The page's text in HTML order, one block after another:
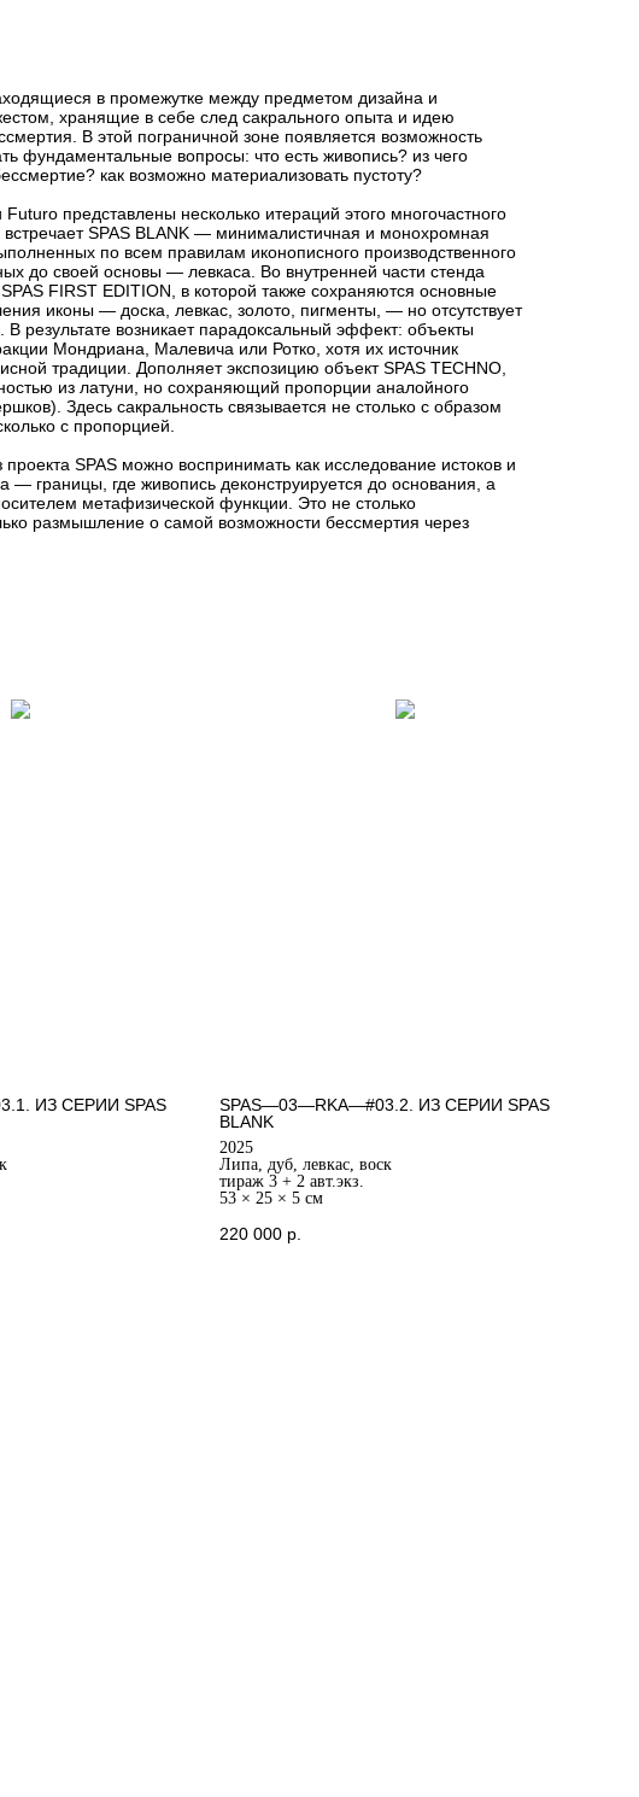
в промежутке между предметом дизайна и
хранящие в себе след сакрального опыта и идею
В этой пограничной зоне появляется возможность
фундаментальные вопросы: что есть живопись? из чего
как возможно материализовать пустоту?
представлены несколько итераций этого многочастного
встречает SPAS BLANK — минималистичная и монохромная
по всем правилам иконописного производственного
до своей основы — левкаса. Во внутренней части стенда
FIRST EDITION, в которой также сохраняются основные
иконы — доска, левкас, золото, пигменты, — но отсутствует
В результате возникает парадоксальный эффект: объекты
Мондриана, Малевича или Ротко, хотя их источник
традиции. Дополняет экспозицию объект SPAS TECHNO,
из латуни, но сохраняющий пропорции аналойного
Здесь сакральность связывается не столько с образом
с пропорцией.
SPAS можно воспринимать как исследование истоков и
— границы, где живопись деконструируется до основания, а
метафизической функции. Это не столько
размышление о самой возможности бессмертия через
ИЗ СЕРИИ SPAS
SPAS—03—RKA—#03.2. ИЗ СЕРИИ SPAS
BLANK
2025
Липа, дуб, левкас, воск
тираж 3 + 2 авт.экз.
53 × 25 × 5 см
220 000 р.